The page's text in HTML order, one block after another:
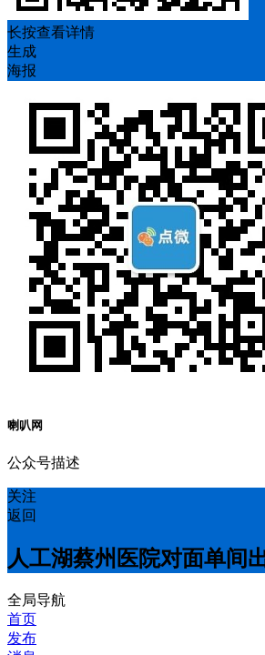
长按查看详情
生成
海报
喇叭网
公众号描述
关注
返回
人工湖蔡州医院对面单间
全局导航
首页
发布